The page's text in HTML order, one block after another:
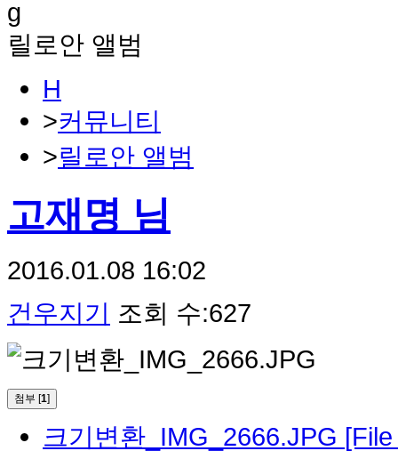
릴로안 앨범
H
>커뮤니티
>릴로안 앨범
고재명 님
2016.01.08 16:02
건우지기 조회 수:627
첨부 [1]
크기변환_IMG_2666.JPG